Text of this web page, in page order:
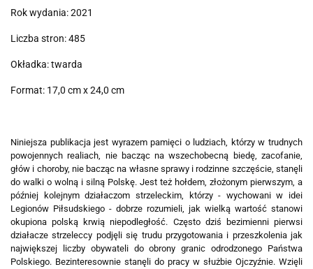
Rok wydania: 2021
Liczba stron: 485
Okładka: twarda
Format: 17,0 cm x 24,0 cm
Niniejsza publikacja jest wyrazem pamięci o ludziach, którzy w trudnych
powojennych realiach, nie bacząc na wszechobecną biedę, zacofanie,
głów i choroby, nie bacząc na własne sprawy i rodzinne szczęście, stanęli
do walki o wolną i silną Polskę. Jest też hołdem, złożonym pierwszym, a
później kolejnym działaczom strzeleckim, którzy - wychowani w idei
Legionów Piłsudskiego - dobrze rozumieli, jak wielką wartość stanowi
okupiona polską krwią niepodległość. Często dziś bezimienni pierwsi
działacze strzeleccy podjęli się trudu przygotowania i przeszkolenia jak
największej liczby obywateli do obrony granic odrodzonego Państwa
Polskiego. Bezinteresownie stanęli do pracy w służbie Ojczyźnie. Wzięli